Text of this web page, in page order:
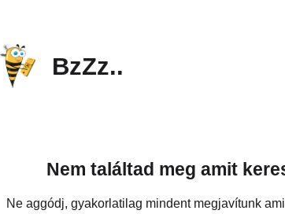
BzZz..
Nem találtad meg amit
Ne aggódj, gyakorlatilag mindent megjavítunk